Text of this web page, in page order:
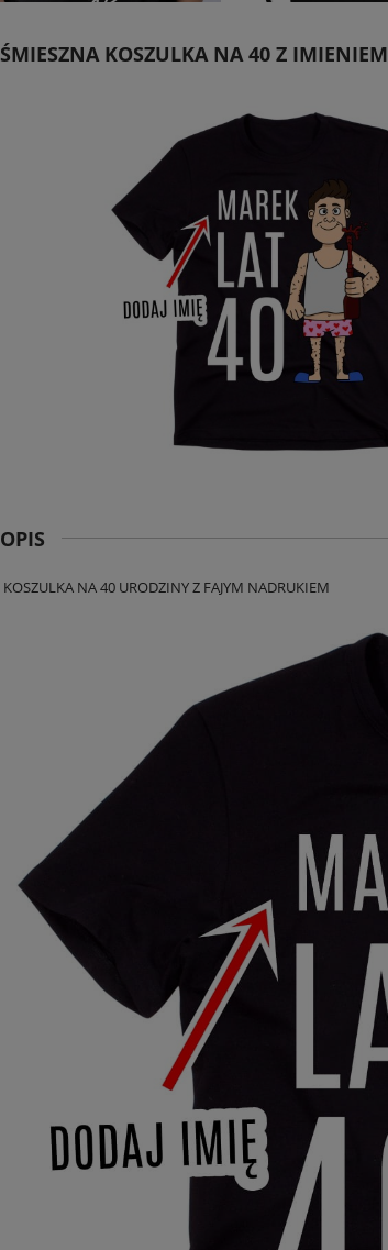
ŚMIESZNA KOSZULKA NA 40 Z IMIENIEM
OPIS
KOSZULKA NA 40 URODZINY Z FAJYM NADRUKIEM